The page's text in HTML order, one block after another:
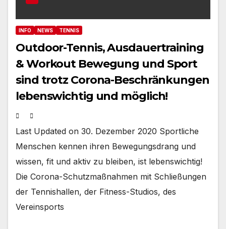
INFO NEWS TENNIS
Outdoor-Tennis, Ausdauertraining
& Workout Bewegung und Sport
sind trotz Corona-Beschränkungen
lebenswichtig und möglich!
Last Updated on 30. Dezember 2020 Sportliche
Menschen kennen ihren Bewegungsdrang und
wissen, fit und aktiv zu bleiben, ist lebenswichtig!
Die Corona-Schutzmaßnahmen mit Schließungen
der Tennishallen, der Fitness-Studios, des
Vereinsports